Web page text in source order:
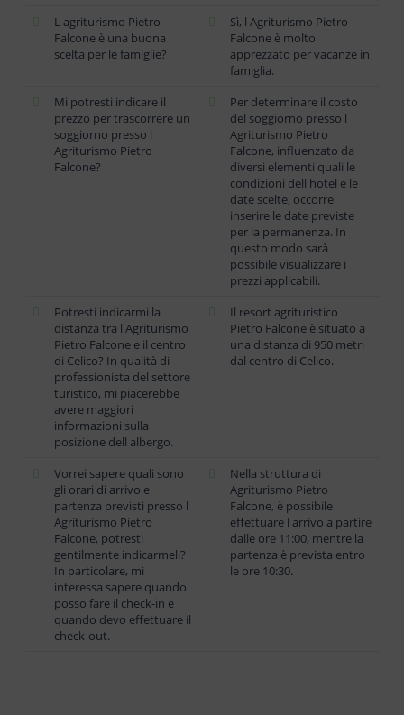
L agriturismo Pietro
Falcone è una buona
scelta per le famiglie?
Sì, l Agriturismo Pietro
Falcone è molto
apprezzato per vacanze in
famiglia.
Mi potresti indicare il
prezzo per trascorrere un
soggiorno presso l
Agriturismo Pietro
Falcone?
Per determinare il costo
del soggiorno presso l
Agriturismo Pietro
Falcone, influenzato da
diversi elementi quali le
condizioni dell hotel e le
date scelte, occorre
inserire le date previste
per la permanenza. In
questo modo sarà
possibile visualizzare i
prezzi applicabili.
Potresti indicarmi la
distanza tra l Agriturismo
Pietro Falcone e il centro
di Celico? In qualità di
professionista del settore
turistico, mi piacerebbe
avere maggiori
informazioni sulla
posizione dell albergo.
Il resort agrituristico
Pietro Falcone è situato a
una distanza di 950 metri
dal centro di Celico.
Vorrei sapere quali sono
gli orari di arrivo e
partenza previsti presso l
Agriturismo Pietro
Falcone, potresti
gentilmente indicarmeli?
In particolare, mi
interessa sapere quando
posso fare il check-in e
quando devo effettuare il
check-out.
Nella struttura di
Agriturismo Pietro
Falcone, è possibile
effettuare l arrivo a partire
dalle ore 11:00, mentre la
partenza è prevista entro
le ore 10:30.